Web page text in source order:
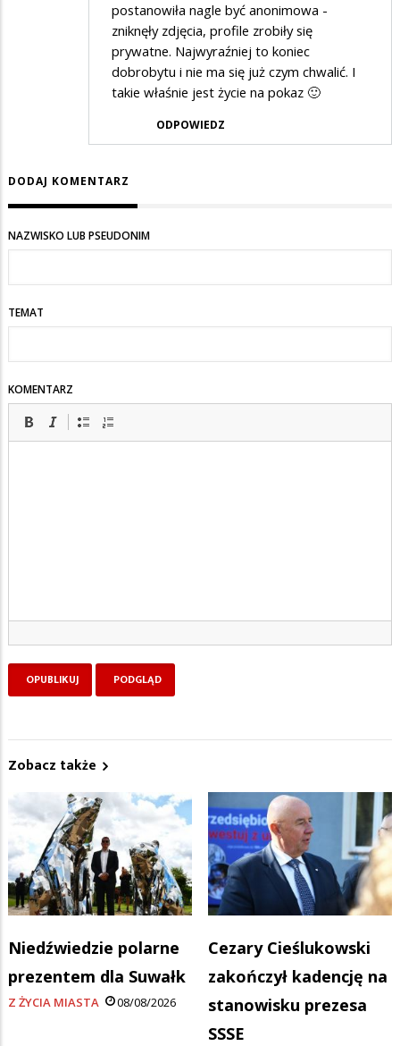
postanowiła nagle być anonimowa -
zniknęły zdjęcia, profile zrobiły się
prywatne. Najwyraźniej to koniec
dobrobytu i nie ma się już czym chwalić. I
takie właśnie jest życie na pokaz 🙂
ODPOWIEDZ
DODAJ KOMENTARZ
NAZWISKO LUB PSEUDONIM
TEMAT
KOMENTARZ
Zobacz także
Niedźwiedzie polarne
prezentem dla Suwałk
Z ŻYCIA MIASTA 08/08/2026
Cezary Cieślukowski
zakończył kadencję na
stanowisku prezesa
SSSE